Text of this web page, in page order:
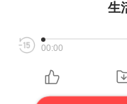
生
00:00